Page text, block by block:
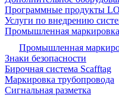
Программные продукты
Услуги по внедрению
Промышленная маркировка
Промышленная
Знаки безопасности
Бирочная система Scafftag
Маркировка трубопровода
Сигнальная разметка